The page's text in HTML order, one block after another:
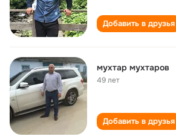
Добавить в друзья
мухтар мухтаров
49 лет
Добавить в друзья